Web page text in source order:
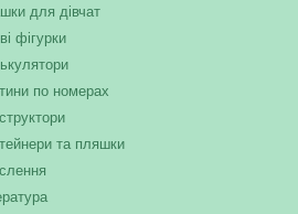
для дівчат
фігурки
по номерах
та пляшки